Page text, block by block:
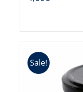
Sale!